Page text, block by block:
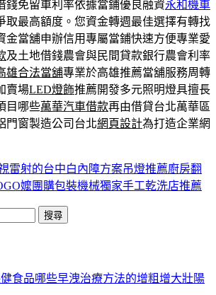
錢免留車利率依據當鋪優良融資永和機車
取最高額度。您資金轉週最佳選擇有轉找
金當舖申辦信用專屬當鋪快速方便專業愛
及土地借錢農會與民間貸款銀行農會利率
雄合法當舖專業於高雄推薦當舖服務周轉
賣場LED燈飾推薦開發多元照明燈具擅長
目哪些萬華汽車借款再由借貸台北萬華區
門窗製造公司台北網頁設計為打造企業網
雷射的台中白內障方案吊燈推薦廚房翻
嬤團購包裝機械獨家手工乾洗店推薦
食品哪些早洩治療方法的增粗增大壯陽